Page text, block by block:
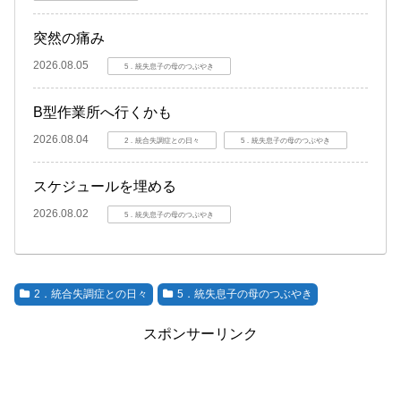
突然の痛み
2026.08.05 5．統失息子の母のつぶやき
B型作業所へ行くかも
2026.08.04 2．統合失調症との日々 5．統失息子の母のつぶやき
スケジュールを埋める
2026.08.02 5．統失息子の母のつぶやき
2．統合失調症との日々 5．統失息子の母のつぶやき
スポンサーリンク